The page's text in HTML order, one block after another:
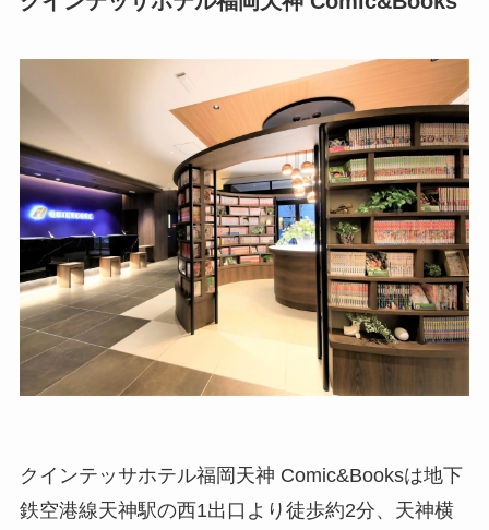
クインテッサホテル福岡天神 Comic&Booksは地下
鉄空港線天神駅の西1出口より徒歩約2分、天神横